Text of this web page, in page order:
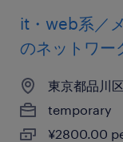
it・web系／
のネットワー
東京都品川
temporary
¥2800.00